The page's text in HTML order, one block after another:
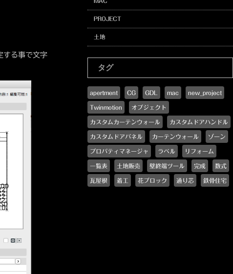
する事で文字
PROJECT
土地
タグ
apertment CG GDL mac new_project
Twinmotion オブジェクト
カスタムカーテンウォール カスタムドアハンドル
カスタムドアパネル カーテンウォール ゾーン
プロパティマネージャ ラベル リフォーム
一覧表 土地販売 壁終端ツール 完成 数式
瓦屋根 着工 花ブロック 通り芯 鉄骨住宅